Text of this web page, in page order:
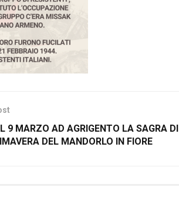
9 MARZO AD AGRIGENTO LA SAGRA DI
DEL MANDORLO IN FIORE